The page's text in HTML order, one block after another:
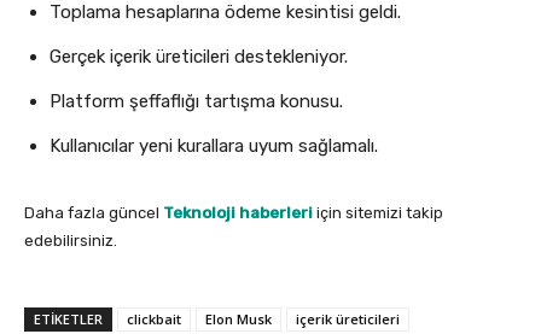
Toplama hesaplarına ödeme kesintisi geldi.
Gerçek içerik üreticileri destekleniyor.
Platform şeffaflığı tartışma konusu.
Kullanıcılar yeni kurallara uyum sağlamalı.
Daha fazla güncel Teknoloji haberleri için sitemizi takip
edebilirsiniz.
ETIKETLER clickbait Elon Musk içerik üreticileri